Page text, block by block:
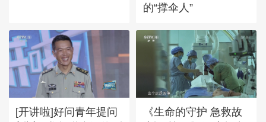
的“撑伞人”
[开讲啦]好问青年提问
《生命的守护 急救故